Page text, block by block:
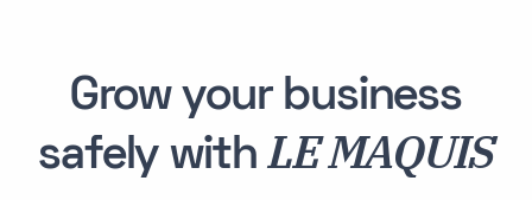
Grow your business
safely withLE MAQUIS